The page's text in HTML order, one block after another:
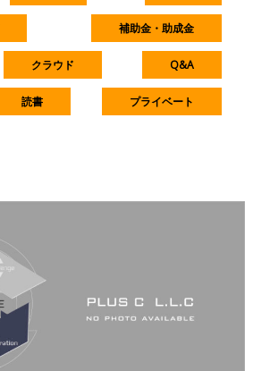
補助金・助成金
クラウド Q&A
読書 プライベート